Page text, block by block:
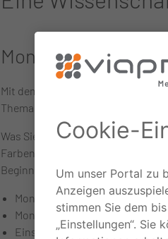
Monitore
Mit dem Color-Management
Thema ist sehr umfangreich und
Was Sie direkt für eine möglichst
Farben möglichst originalgetreu
Beginn empfiehlt sich die
Monitor reinigen und
Monitor in Werkseinstellungen
Einstellungen für Kontrast,